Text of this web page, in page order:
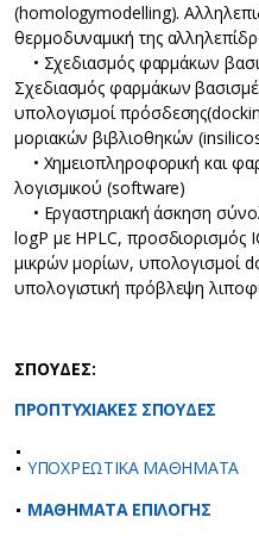
(homologymodelling).
θερμοδυναμική της
• Σχεδιασμός φαρμάκων
Σχεδιασμός φαρμάκων
υπολογισμοί
μοριακών βιβλιοθηκών
• Χημειοπληροφορική και
λογισμικού (software)
• Εργαστηριακή άσκηση
logP με ΗPLC,
μικρών μορίων, υπολογισμοί
υπολογιστική πρόβλεψη
ΣΠΟΥΔΕΣ:
ΠΡΟΠΤΥΧΙΑΚΕΣ ΣΠΟΥΔΕΣ
ΥΠΟΧΡΕΩΤΙΚΑ ΜΑΘΗΜΑΤΑ
ΜΑΘΗΜΑΤΑ ΕΠΙΛΟΓΗΣ